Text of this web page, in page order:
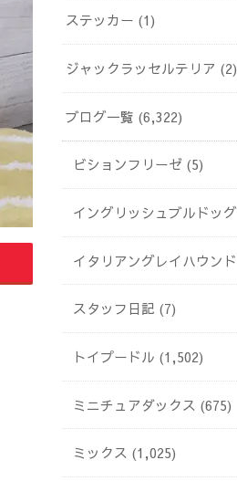
ステッカー (1)
ジャックラッセルテリア (2)
ブログ一覧 (6,322)
ビションフリーゼ (5)
イングリッシュブルドッグ
イタリアングレイハウンド
スタッフ日記 (7)
トイプードル (1,502)
ミニチュアダックス (675)
ミックス (1,025)